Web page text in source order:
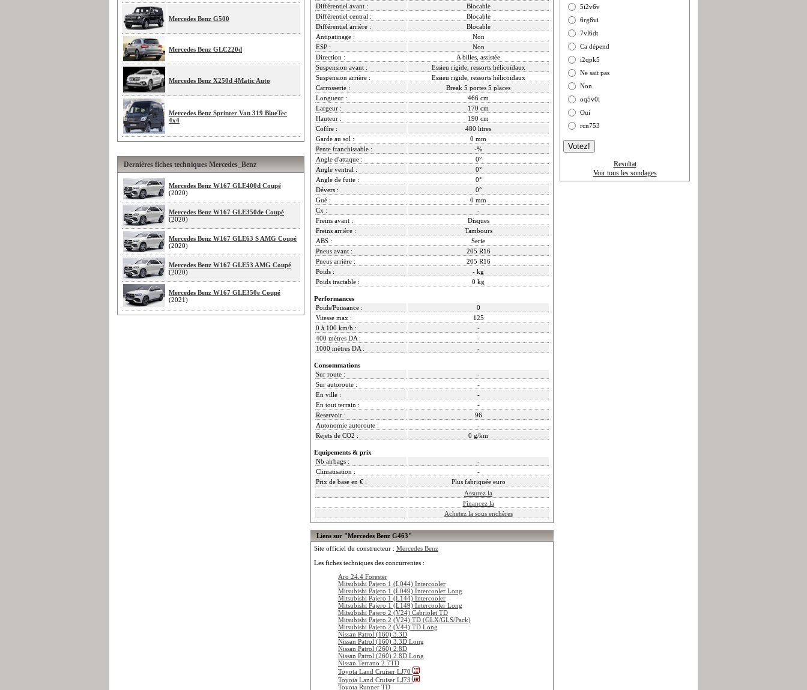
Mercedes Benz G500
Mercedes Benz GLC220d
Mercedes Benz X250d 4Matic Auto
Mercedes Benz Sprinter Van 319 BlueTec
4x4
Dernières fiches techniques Mercedes_Benz
Mercedes Benz W167 GLE400d Coupé
(2020)
Mercedes Benz W167 GLE350de Coupé
(2020)
Mercedes Benz W167 GLE63 S AMG Coupé
(2020)
Mercedes Benz W167 GLE53 AMG Coupé
(2020)
Mercedes Benz W167 GLE350e Coupé
(2021)
Différentiel avant :
Blocable
Différentiel central :
Blocable
Différentiel arrière :
Blocable
Antipatinage :
Non
ESP :
Non
Direction :
A billes, assistée
Suspension avant :
Essieu rigide, ressorts hélicoïdaux
Suspension arrière :
Essieu rigide, ressorts hélicoïdaux
Carrosserie :
Break 5 portes 5 places
Longueur :
466 cm
Largeur :
170 cm
Hauteur :
190 cm
Coffre :
480 litres
Garde au sol :
0 mm
Pente franchissable :
-%
Angle d'attaque :
0°
Angle ventral :
0°
Angle de fuite :
0°
Dévers :
0°
Gué :
0 mm
Cx :
-
Freins avant :
Disques
Freins arrière :
Tambours
ABS :
Serie
Pneus avant :
205 R16
Pneus arrière :
205 R16
Poids :
- kg
Poids tractable :
0 kg
Performances
Poids/Puissance :
0
Vitesse max :
125
0 à 100 km/h :
-
400 mètres DA :
-
1000 mètres DA :
-
Consommations
Sur route :
-
Sur autoroute :
-
En ville :
-
En tout terrain :
-
Reservoir :
96
Autonomie autoroute :
-
Rejets de CO2 :
0 g/km
Equipements & prix
Nb airbags :
-
Climatisation :
-
Prix de base en € :
Plus fabriquée euro
Assurez la
Financez la
Achetez la sous enchères
Liens sur "Mercedes Benz G463"
Site officiel du constructeur : Mercedes Benz
Les fiches techniques des concurrentes :
Aro 24.4 Forester
Mitsubishi Pajero 1 (L044) Intercooler
Mitsubishi Pajero 1 (L049) Intercooler Long
Mitsubishi Pajero 1 (L144) Intercooler
Mitsubishi Pajero 1 (L149) Intercooler Long
Mitsubishi Pajero 2 (V24) Cabriolet TD
Mitsubishi Pajero 2 (V24) TD (GLX/GLS/Pack)
Mitsubishi Pajero 2 (V44) TD Long
Nissan Patrol (160) 3.3D
Nissan Patrol (160) 3.3D Long
Nissan Patrol (260) 2.8D
Nissan Patrol (260) 2.8D Long
Nissan Terrano 2.7TD
Toyota Land Cruiser LJ70
Toyota Land Cruiser LJ73
Toyota Runner TD
5i2v6v
6rg6vi
7vl6dt
Ca dépend
i2qpk5
Ne sait pas
Non
oq5v0i
Oui
rcn753
Resultat
Voir tous les sondages